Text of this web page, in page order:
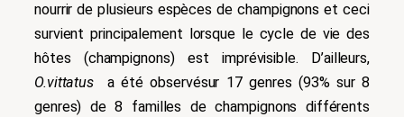
nourrir de plusieurs espèces de champignons et ceci
survient principalement lorsque le cycle de vie des
hôtes (champignons) est imprévisible. D’ailleurs,
O.vittatus a été observésur 17 genres (93% sur 8
genres) de 8 familles de champignons différents